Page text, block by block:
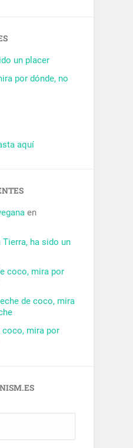
un placer
por dónde, no
aquí
en
Tierra, ha sido un
coco, mira por
de coco, mira
coco, mira por